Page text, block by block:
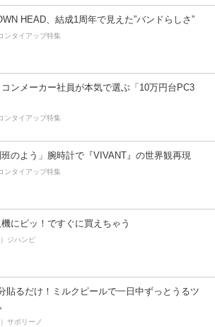
HEAD、結成1周年で見えた”バンドらしさ”
ンタイアップ特集
ンメーカー社員が本気で選ぶ「10万円台PC3
ンタイアップ特集
班のよう」腕時計で『VIVANT』の世界観再現
ンタイアップ特集
にピッ！ですぐに買えちゃう
）ジハンピ
貼るだけ！ミルクピールで一日中ずっとうるツ
）サボリーノ